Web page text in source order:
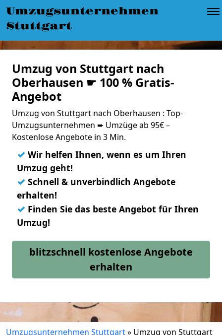
Umzugsunternehmen
Stuttgart
Umzug von Stuttgart nach
Oberhausen ☛ 100 % Gratis-
Angebot
Umzug von Stuttgart nach Oberhausen : Top-
Umzugsunternehmen ➨ Umzüge ab 95€ –
Kostenlose Angebote in 3 Min.
✓ Wir helfen Ihnen, wenn es um Ihren
Umzug geht!
✓ Schnell & unverbindlich Angebote
erhalten!
✓ Finden Sie das beste Angebot für Ihren
Umzug!
blitzschnell kostenlose Angebote
erhalten
Umzugsunternehmen Stuttgart» Umzug von Stuttgart